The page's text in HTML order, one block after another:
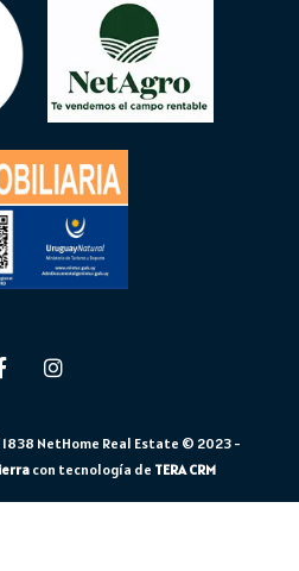
NetHome Real Estate © 2023 -
con tecnología de TERA CRM